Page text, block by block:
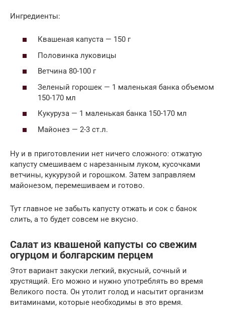
Ингредиенты:
Квашеная капуста — 150 г
Половинка луковицы
Ветчина 80-100 г
Зеленый горошек — 1 маленькая банка объемом
150-170 мл
Кукуруза — 1 маленькая банка 150-170 мл
Майонез — 2-3 ст.л.
Ну и в приготовлении нет ничего сложного: отжатую
капусту смешиваем с нарезанным луком, кусочками
ветчины, кукурузой и горошком. Затем заправляем
майонезом, перемешиваем и готово.
Тут главное не забыть капусту отжать и сок с банок
слить, а то будет совсем не вкусно.
Салат из квашеной капусты со свежим
огурцом и болгарским перцем
Этот вариант закуски легкий, вкусный, сочный и
хрустящий. Его можно и нужно употреблять во время
Великого поста. Он утолит голод и насытит организм
витаминами, которые необходимы в это время.